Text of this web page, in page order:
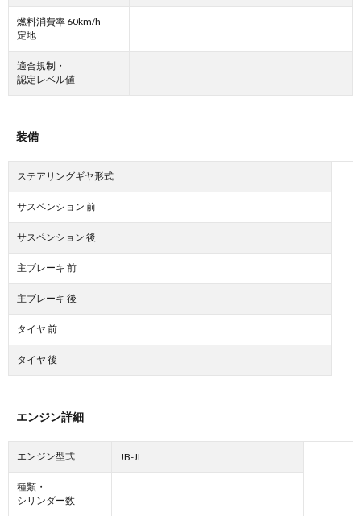
燃料消費率 60km/h
定地
適合規制・
認定レベル値
装備
ステアリングギヤ形式
サスペンション 前
サスペンション 後
主ブレーキ 前
主ブレーキ 後
タイヤ 前
タイヤ 後
エンジン詳細
エンジン型式 JB-JL
種類・
シリンダー数